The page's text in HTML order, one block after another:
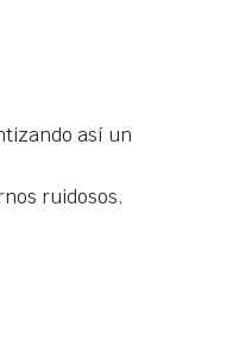
así un
ruidosos.